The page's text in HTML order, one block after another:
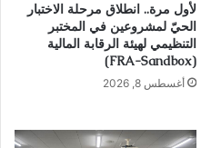
لأول مرة.. انطلاق مرحلة الاختبار
الحيّ لمشروعين في المختبر
التنظيمي لهيئة الرقابة المالية
(FRA-Sandbox)
أغسطس 8, 2026